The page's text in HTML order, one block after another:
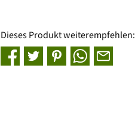
Dieses Produkt weiterempfehlen: